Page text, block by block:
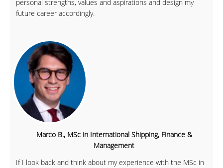
personal strengths, values and aspirations and design my
future career accordingly.
Marco B., MSc in International Shipping, Finance &
Management
If I look back and think about my experience with the MSc in